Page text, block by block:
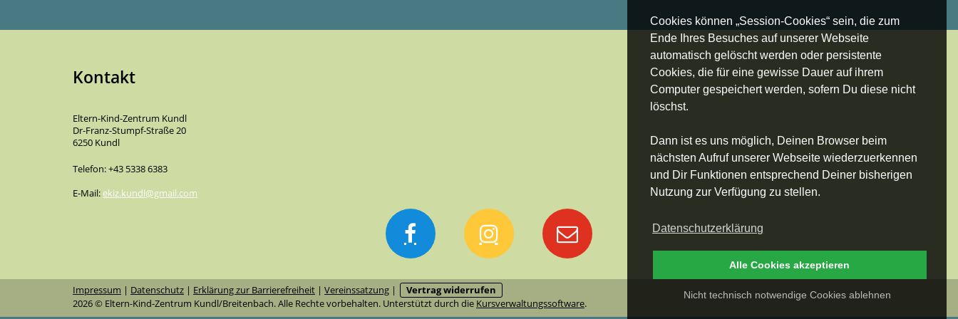
Cookies können „Session-Cookies“ sein, die zum
Ende Ihres Besuches auf unserer Webseite
automatisch gelöscht werden oder persistente
Cookies, die für eine gewisse Dauer auf ihrem
Computer gespeichert werden, sofern Du diese nicht
löschst.
Dann ist es uns möglich, Deinen Browser beim
nächsten Aufruf unserer Webseite wiederzuerkennen
und Dir Funktionen entsprechend Deiner bisherigen
Nutzung zur Verfügung zu stellen.
Datenschutzerklärung
Nicht technisch notwendige Cookies ablehnen
Alle Cookies akzeptieren
Kontakt
Eltern-Kind-Zentrum Kundl
Dr-Franz-Stumpf-Straße 20
6250 Kundl
Telefon: +43 5338 6383
E-Mail: ekiz.kundl@gmail.com
Impressum | Datenschutz | Erklärung zur Barrierefreiheit | Vereinssatzung |
Vertrag widerrufen
2026 © Eltern-Kind-Zentrum Kundl/Breitenbach. Alle Rechte vorbehalten. Unterstützt durch die Kursverwaltungssoftware.